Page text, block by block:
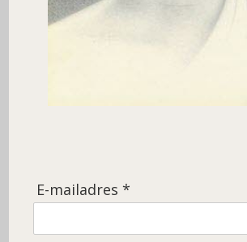
E-mailadres *